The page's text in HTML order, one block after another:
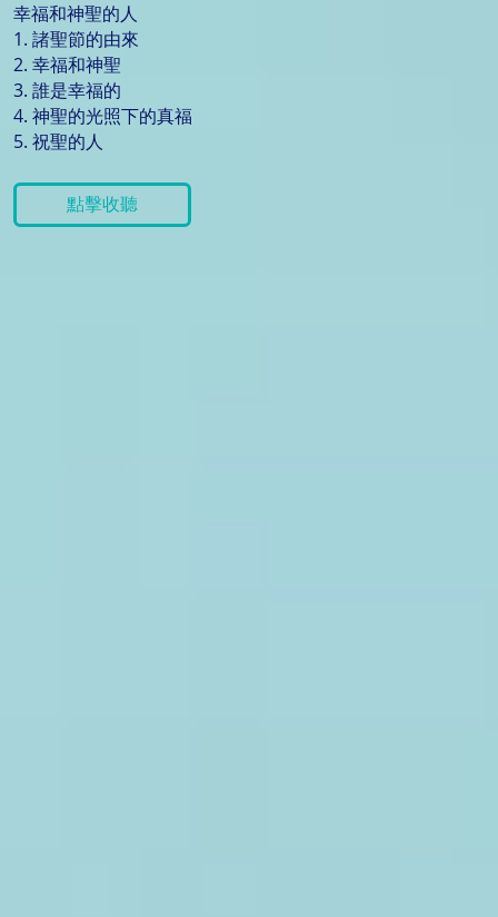
幸福和神聖的人
1. 諸聖節的由來
2. 幸福和神聖
3. 誰是幸福的
4. 神聖的光照下的真福
5. 祝聖的人
點擊收聽